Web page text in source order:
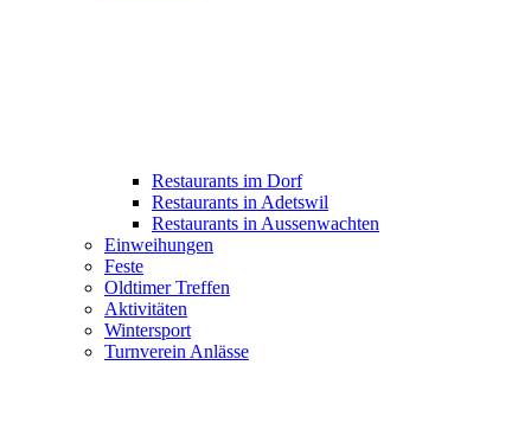
Restaurants im Dorf
Restaurants in Adetswil
Restaurants in Aussenwachten
Einweihungen
Feste
Oldtimer Treffen
Aktivitäten
Wintersport
Turnverein Anlässe